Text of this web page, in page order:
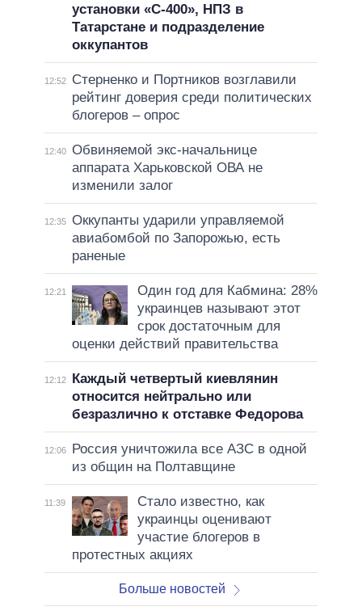
установки «С-400», НПЗ в
Татарстане и подразделение
оккупантов
12:52
Стерненко и Портников возглавили
рейтинг доверия среди политических
блогеров – опрос
12:40 Обвиняемой экс-начальнице
аппарата Харьковской ОВА не
изменили залог
12:35 Оккупанты ударили управляемой
авиабомбой по Запорожью, есть
раненые
12:21
Один год для Кабмина: 28%
украинцев называют этот
срок достаточным для
оценки действий правительства
12:12
Каждый четвертый киевлянин
относится нейтрально или
безразлично к отставке Федорова
12:06
Россия уничтожила все АЗС в одной
из общин на Полтавщине
11:39
Стало известно, как
украинцы оценивают
участие блогеров в
протестных акциях
Больше новостей